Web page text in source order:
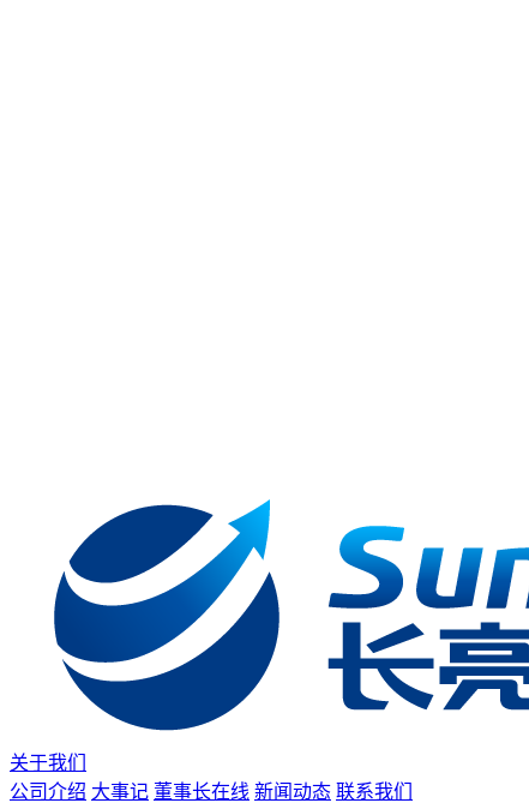
关于我们
公司介绍 大事记 董事长在线 新闻动态 联系我们